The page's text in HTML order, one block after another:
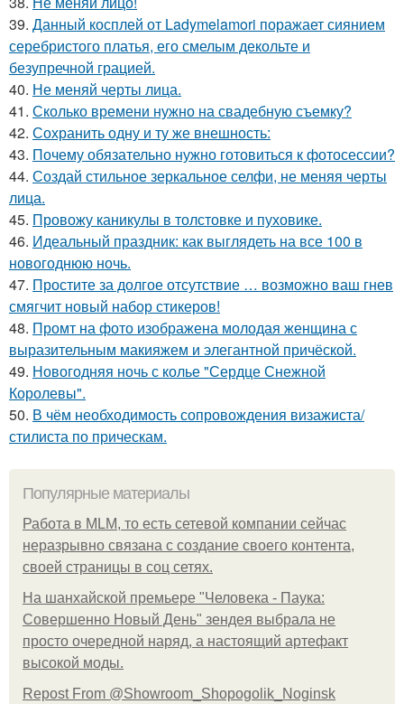
39. Данный косплей от Ladymelamori поражает сиянием
серебристого платья, его смелым декольте и
безупречной грацией.
40. Не меняй черты лица.
41. Сколько времени нужно на свадебную съемку?
42. Сохранить одну и ту же внешность:
43. Почему обязательно нужно готовиться к фотосессии?
44. Создай стильное зеркальное селфи, не меняя черты
лица.
45. Провожу каникулы в толстовке и пуховике.
46. Идеальный праздник: как выглядеть на все 100 в
новогоднюю ночь.
47. Простите за долгое отсутствие … возможно ваш гнев
смягчит новый набор стикеров!
48. Промт на фото изображена молодая женщина с
выразительным макияжем и элегантной причёской.
49. Новогодняя ночь с колье "Сердце Снежной
Королевы".
50. В чём необходимость сопровождения визажиста/
стилиста по прическам.
Популярные материалы
Работа в MLM, то есть сетевой компании сейчас
неразрывно связана с создание своего контента,
своей страницы в соц сетях.
На шанхайской премьере "Человека - Паука:
Совершенно Новый День" зендея выбрала не
просто очередной наряд, а настоящий артефакт
высокой моды.
Repost From @Showroom_Shopogolik_Noginsk